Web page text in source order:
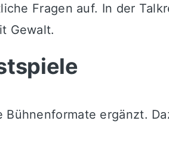
Fragen auf. In der
Gewalt.
ergänzt.